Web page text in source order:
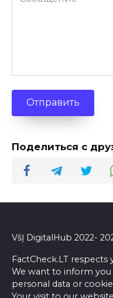
Отправить
Поделиться с
VšĮ DigitalHub 2022-
FactCheck.LT respects
We want to inform
personal data or